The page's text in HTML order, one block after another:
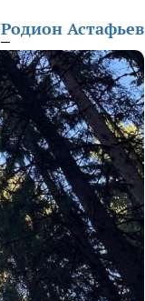
Родион Астафьев